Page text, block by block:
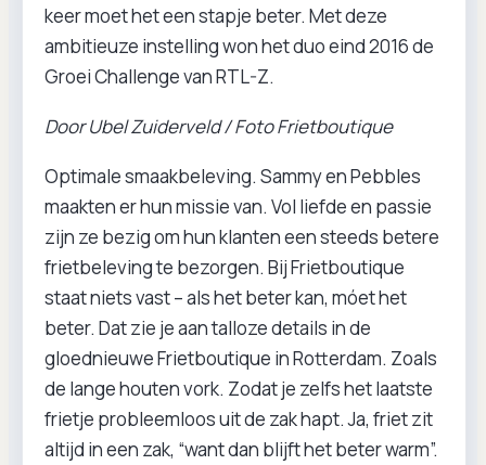
keer moet het een stapje beter. Met deze
ambitieuze instelling won het duo eind 2016 de
Groei Challenge van RTL-Z.
Door Ubel Zuiderveld / Foto Frietboutique
Optimale smaakbeleving. Sammy en Pebbles
maakten er hun missie van. Vol liefde en passie
zijn ze bezig om hun klanten een steeds betere
frietbeleving te bezorgen. Bij Frietboutique
staat niets vast – als het beter kan, móet het
beter. Dat zie je aan talloze details in de
gloednieuwe Frietboutique in Rotterdam. Zoals
de lange houten vork. Zodat je zelfs het laatste
frietje probleemloos uit de zak hapt. Ja, friet zit
altijd in een zak, “want dan blijft het beter warm”.